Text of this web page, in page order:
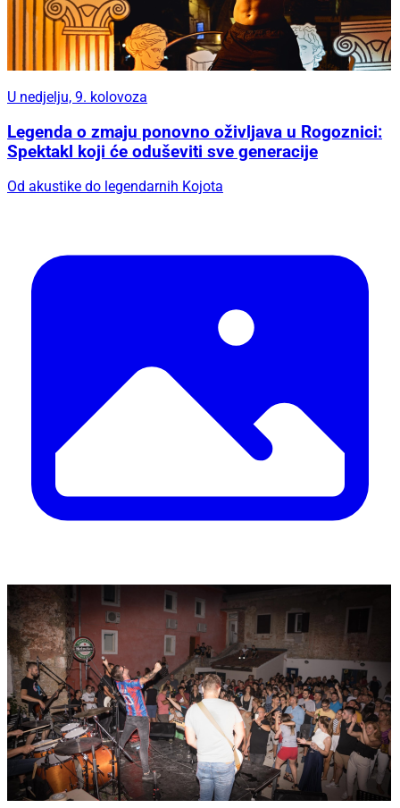
U nedjelju, 9. kolovoza
Legenda o zmaju ponovno oživljava u Rogoznici:
Spektakl koji će oduševiti sve generacije
Od akustike do legendarnih Kojota